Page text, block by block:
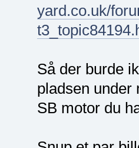
yard.co.uk/
Så der burde
pladsen under
SB motor du